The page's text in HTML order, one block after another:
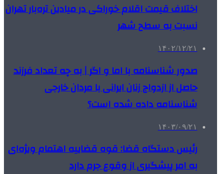
اختلاف قیمت اقلام خوراکی در میادین تره‌بار تهران
نسبت به سطح شهر
۱۴۰۲/۱۲/۲۱
صدور شناسنامه با اما و اگر | به چه تعداد فرزند
حاصل از ازدواج زنان ایرانی با مردان خارجی
شناسنامه داده شده است؟
۱۴۰۳/۰۹/۲۱
رئیس دستگاه قضا: قوه قضاییه اهتمام ویژه‌ای
به امر پیشگیری از وقوع جرم دارد